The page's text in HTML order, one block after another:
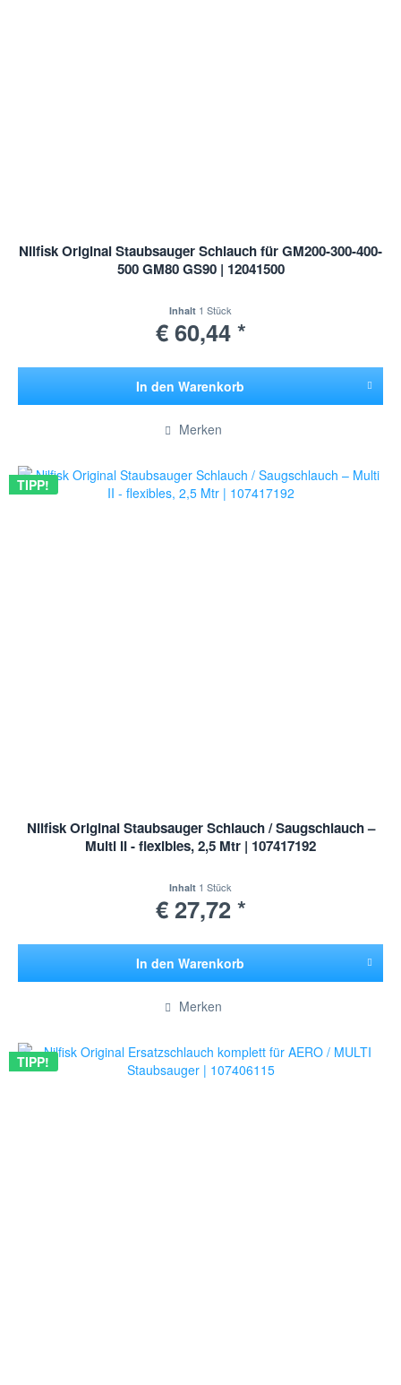
Nilfisk Original Staubsauger Schlauch für GM200-300-400-
500 GM80 GS90 | 12041500
Inhalt 1 Stück
€ 60,44 *
In den Warenkorb
Hinzugefügt
Merken
TIPP!
Nilfisk Original Staubsauger Schlauch / Saugschlauch –
Multi II - flexibles, 2,5 Mtr | 107417192
Inhalt 1 Stück
€ 27,72 *
In den Warenkorb
Merken
TIPP!